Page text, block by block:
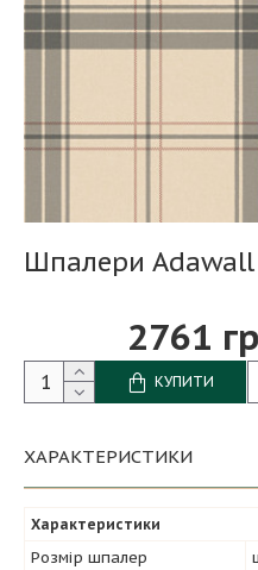
Шпалери Adawall
2761
КУПИТИ
ХАРАКТЕРИСТИКИ
Характеристики
Розмір шпалер